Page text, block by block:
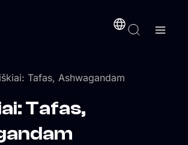
Tafas, Ashwagandam
Tafas,